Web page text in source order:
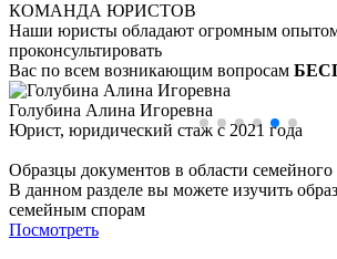
КОМАНДА ЮРИСТОВ
Наши юристы обладают огромным
проконсультировать
Вас по всем возникающим вопросам
Голубина Алина Игоревна
Юрист, юридический стаж с 2021 года
Образцы документов в области семейного
В данном разделе вы можете изучить
семейным спорам
Посмотреть